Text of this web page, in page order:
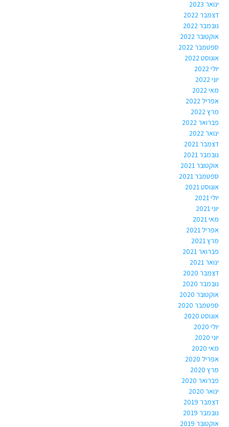
ינואר 2023
דצמבר 2022
נובמבר 2022
אוקטובר 2022
ספטמבר 2022
אוגוסט 2022
יולי 2022
יוני 2022
מאי 2022
אפריל 2022
מרץ 2022
פברואר 2022
ינואר 2022
דצמבר 2021
נובמבר 2021
אוקטובר 2021
ספטמבר 2021
אוגוסט 2021
יולי 2021
יוני 2021
מאי 2021
אפריל 2021
מרץ 2021
פברואר 2021
ינואר 2021
דצמבר 2020
נובמבר 2020
אוקטובר 2020
ספטמבר 2020
אוגוסט 2020
יולי 2020
יוני 2020
מאי 2020
אפריל 2020
מרץ 2020
פברואר 2020
ינואר 2020
דצמבר 2019
נובמבר 2019
אוקטובר 2019